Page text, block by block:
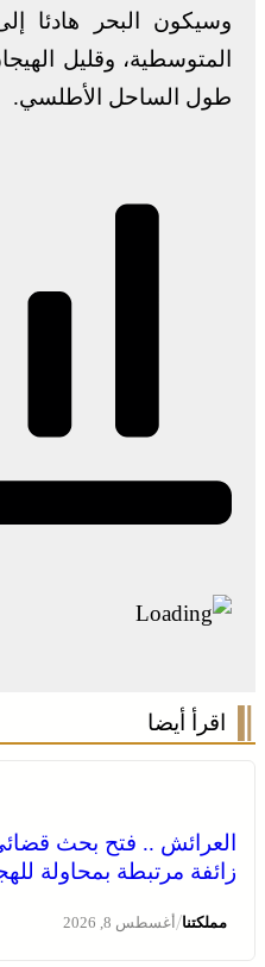
وسيكون البحر هادئا
المتوسطية، وقليل
طول الساحل الأطلسي.
اقرأ أيضا
العرائش .. فتح بحث
زائفة مرتبطة بمحاولة
مملكتنا/أغسطس 8, 2026